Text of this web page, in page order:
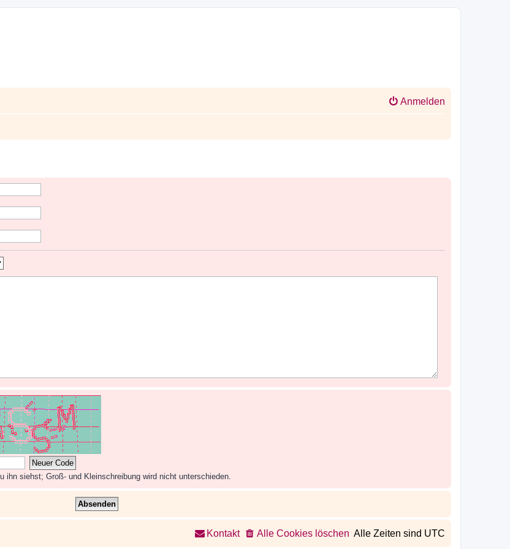
Anmelden
ihn siehst; Groß- und Kleinschreibung wird nicht unterschieden.
Alle Zeiten sind UTC
Alle Cookies löschen
Kontakt